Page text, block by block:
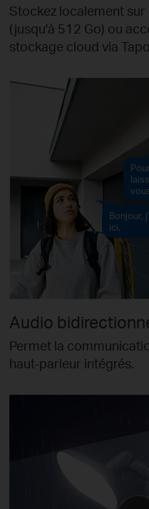
Stockez localement
(jusqu'à 512 Go) ou
stockage cloud via
Bonjour,
ici.
Audio
Permet la
haut-parleur intégrés.